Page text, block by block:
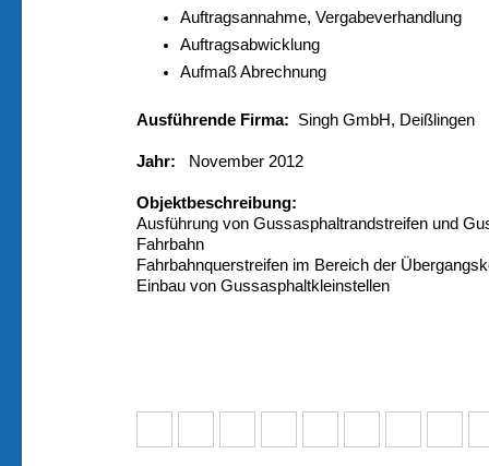
Auftragsannahme, Vergabeverhandlung
Auftragsabwicklung
Aufmaß Abrechnung
Ausführende Firma: Singh GmbH, Deißlingen
Jahr: November 2012
Objektbeschreibung:
Ausführung von Gussasphaltrandstreifen und
Fahrbahn
Fahrbahnquerstreifen im Bereich der
Einbau von Gussasphaltkleinstellen